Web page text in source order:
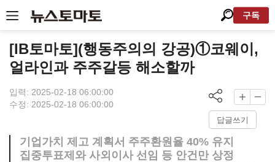
구독
[IB토마토](행동주의의 강공)①코웨이,
얼라인과 주주갈등 해소할까
입력: 2025-02-18 06:00:00
수정: 2025-02-18 06:00:00
답글쓰기
기업가치 제고 계획서 주주환원율 40% 유지
집중투표제와 사외이사 선임 등 안건만 상정